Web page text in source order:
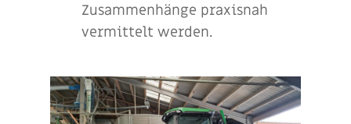
Zusammenhänge praxisnah
vermittelt werden.